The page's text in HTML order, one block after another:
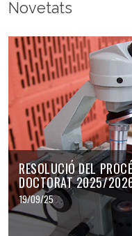
Novetats
RESOLUCIÓ DEL
DOCTORAT 2025/
19/09/25